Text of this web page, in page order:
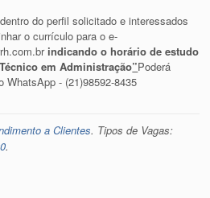
do perfil solicitado e interessados
o currículo para o e-
indicando o horário de estudo
em Administração”Poderá
- (21)98592-8435
a Clientes. Tipos de Vagas:
.